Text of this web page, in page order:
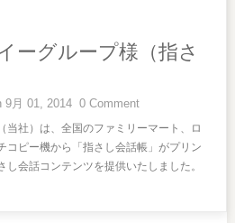
ーグループ様（指さ
9月 01, 2014 0 Comment
当社）は、全国のファミリーマート、ロ
コピー機から「指さし会話帳」がプリン
し会話コンテンツを提供いたしました。